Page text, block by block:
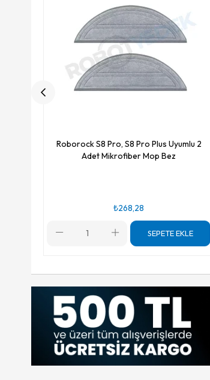
Roborock S8 Pro, S8 Pro Plus Uyumlu 2
Adet Mikrofiber Mop Bez
₺268,28
SEPETE EKLE